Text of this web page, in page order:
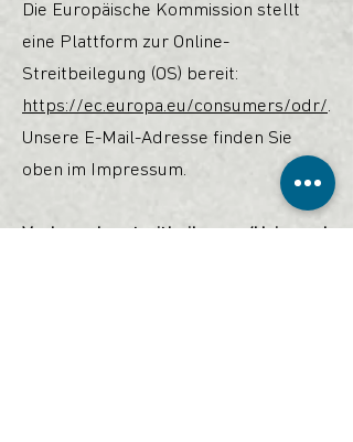
Die Europäische Kommission stellt
eine Plattform zur Online-
Streitbeilegung (OS) bereit:
https://ec.europa.eu/consumers/odr/.
Unsere E-Mail-Adresse finden Sie
oben im Impressum.
Verbraucherstreitbeilegung/Universal